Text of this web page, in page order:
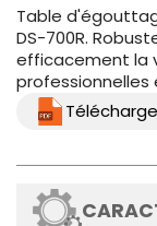
Table
DS-700R.
efficacement la
professionnelles